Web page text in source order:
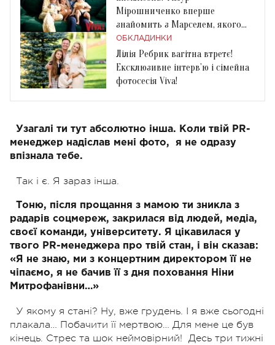
Мірошниченко вперше
знайомить з Марселем, якого
всиновив під час війни
ОБКЛАДИНКИ
Лілія Ребрик вагітна втретє!
Ексклюзивне інтерв’ю і сімейна
фотосесія Viva!
Узагалі ти тут абсолютно інша. Коли твій PR-
менеджер надіслав мені фото,
я не одразу
впізнала тебе.
Так і є. Я зараз інша.
Тоню, після прощання з мамою ти зникла з
радарів соцмереж, закрилася від людей, медіа,
своєї команди, університету. Я цікавилася у
твого PR-менеджера про твій стан, і він сказав:
«Я не знаю, ми з концертним директором її не
чіпаємо, я не бачив її з дня поховання Ніни
Митрофанівни…»
У якому я стані? Ну, вже грудень. І я вже сьогодні
плакала… Побачити її мертвою… Для мене це був
кінець. Стрес та шок неймовірний!
Десь три тижні